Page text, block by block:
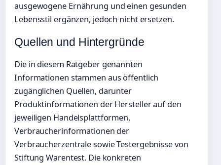
ausgewogene Ernährung und einen gesunden
Lebensstil ergänzen, jedoch nicht ersetzen.
Quellen und Hintergründe
Die in diesem Ratgeber genannten
Informationen stammen aus öffentlich
zugänglichen Quellen, darunter
Produktinformationen der Hersteller auf den
jeweiligen Handelsplattformen,
Verbraucherinformationen der
Verbraucherzentrale sowie Testergebnisse von
Stiftung Warentest. Die konkreten